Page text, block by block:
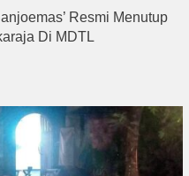
Resmi Menutup
Di MDTL